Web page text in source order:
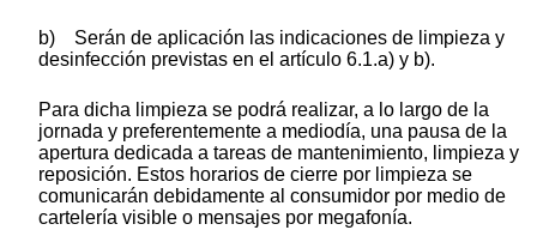
b) Serán de aplicación las indicaciones de limpieza y
desinfección previstas en el artículo 6.1.a) y b).
Para dicha limpieza se podrá realizar, a lo largo de la
jornada y preferentemente a mediodía, una pausa de la
apertura dedicada a tareas de mantenimiento, limpieza y
reposición. Estos horarios de cierre por limpieza se
comunicarán debidamente al consumidor por medio de
cartelería visible o mensajes por megafonía.